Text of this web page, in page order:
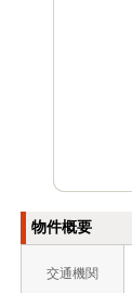
物件概要
交通機関